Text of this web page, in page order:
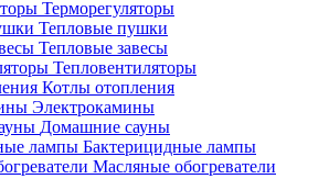
Терморегуляторы
Тепловые пушки
Тепловые завесы
Тепловентиляторы
Котлы отопления
Электрокамины
Домашние сауны
Бактерицидные лампы
Масляные обогреватели